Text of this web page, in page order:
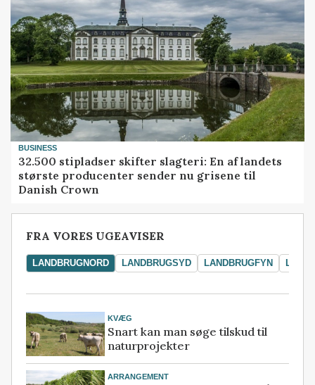
BUSINESS
32.500 stipladser skifter slagteri: En af landets
største producenter sender nu grisene til
Danish Crown
FRA VORES UGEAVISER
LANDBRUGNORD LANDBRUGSYD LANDBRUGFYN
KVÆG
Snart kan man søge tilskud til
naturprojekter
ARRANGEMENT